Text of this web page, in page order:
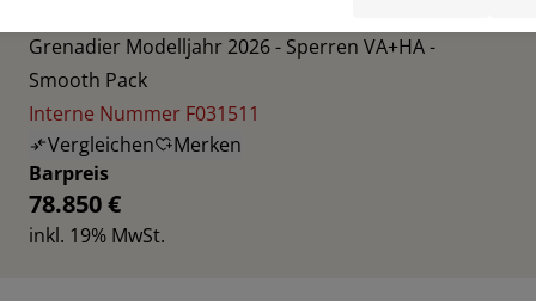
Grenadier Modelljahr 2026 - Sperren VA+HA -
Smooth Pack
Interne Nummer F031511
Vergleichen
Merken
Barpreis
78.850 €
inkl. 19% MwSt.